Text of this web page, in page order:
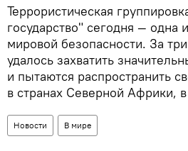
Террористическая
государство" сегодня — одна
мировой безопасности. За
удалось захватить
и пытаются распространить
в странах Северной Африки,
Новости В мире